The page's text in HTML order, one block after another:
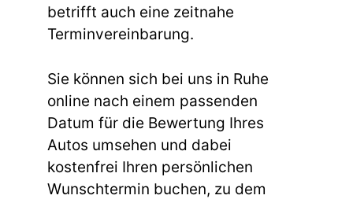
betrifft auch eine zeitnahe
Terminvereinbarung.
Sie können sich bei uns in Ruhe
online nach einem passenden
Datum für die Bewertung Ihres
Autos umsehen und dabei
kostenfrei Ihren persönlichen
Wunschtermin buchen, zu dem